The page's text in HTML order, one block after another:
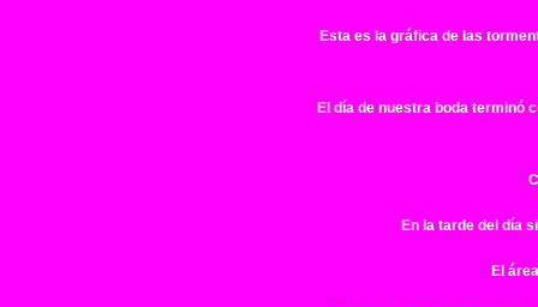
Esta es la gráfica de las
El día de nuestra boda terminó
En la tarde del día
El